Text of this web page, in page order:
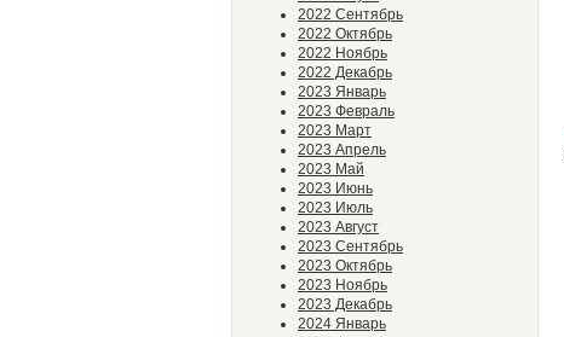
2022 Сентябрь
2022 Октябрь
2022 Ноябрь
2022 Декабрь
2023 Январь
2023 Февраль
2023 Март
2023 Апрель
2023 Май
2023 Июнь
2023 Июль
2023 Август
2023 Сентябрь
2023 Октябрь
2023 Ноябрь
2023 Декабрь
2024 Январь